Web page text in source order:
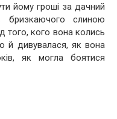
йому гроші за дачний
бризкаючого слиною
того, кого вона колись
й дивувалася, як вона
як могла боятися